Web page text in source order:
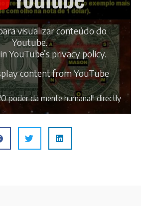
visualizar conteúdo do
Youtube.
YouTube’s privacy policy.
content from YouTube
poder da mente humana!" directly